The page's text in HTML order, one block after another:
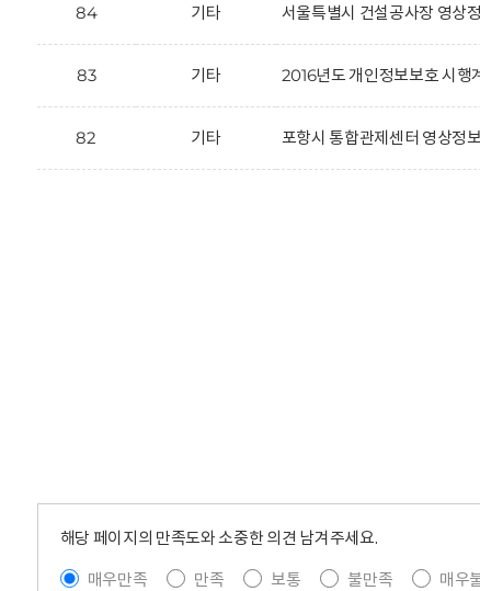
84 기타 서울특별시 건설공사장 영상
83 기타 2016년도 개인정보보호 시행
82 기타 포항시 통합관제센터 영상정
해당 페이지의 만족도와 소중한 의견 남겨주세요.
매우만족
만족 보통 불만족 매우